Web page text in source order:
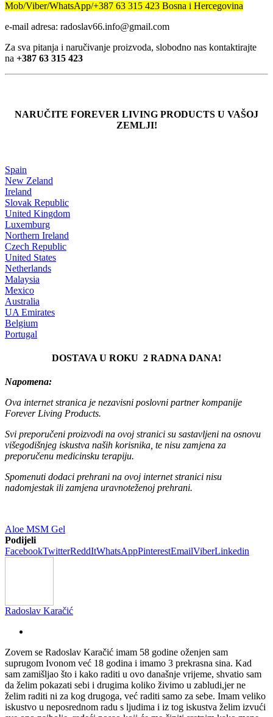
Mob/Viber/WhatsApp/+387 63 315 423 Bosna i Hercegovina
e-mail adresa: radoslav66.info@gmail.com
Za sva pitanja i naručivanje proizvoda, slobodno nas kontaktirajte
na +387 63 315 423
NARUČITE FOREVER LIVING PRODUCTS U VAŠOJ
ZEMLJI!
Spain
New Zeland
Ireland
Slovak Republic
United Kingdom
Luxemburg
Northern Ireland
Czech Republic
United States
Netherlands
Malaysia
Mexico
Australia
UA Emirates
Belgium
Portugal
DOSTAVA U ROKU 2 RADNA DANA!
Napomena:
Ova internet stranica je nezavisni poslovni partner kompanije
Forever Living Products.
Svi preporučeni proizvodi na ovoj stranici su sastavljeni na osnovu
višegodišnjeg iskustva naših korisnika, te nisu zamjena za
preporučenu medicinsku terapiju.
Spomenuti dodaci prehrani na ovoj internet stranici nisu
nadomjestak ili zamjena uravnoteženoj prehrani.
Aloe MSM Gel
Podijeli
FacebookTwitterReddItWhatsAppPinterestEmailViberLinkedin
Radoslav Karačić
Zovem se Radoslav Karačić imam 58 godine oženjen sam
suprugom Ivonom već 18 godina i imamo 3 prekrasna sina. Kad
sam zamišljao što i kako raditi u ovo današnje vrijeme, shvatio sam
da želim pokazati sebi i drugima koliko živimo u zabludi,jer ne
želim raditi ni za kog drugoga, već raditi samo za sebe. Imam veliko
iskustvo u neposrednom radu s ljudima i iz tog iskustva želim izvući